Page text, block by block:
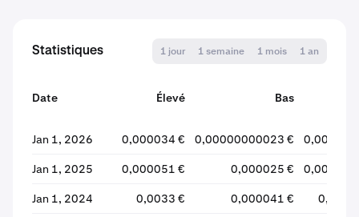
Statistiques 1 jour 1 semaine 1 mois 1 an
Date Élevé Bas
Jan 1, 2026 0,000034 € 0,00000000023 € 0,000031
Jan 1, 2025 0,000051 € 0,000025 € 0,000049
Jan 1, 2024 0,0033 € 0,000041 € 0,0012